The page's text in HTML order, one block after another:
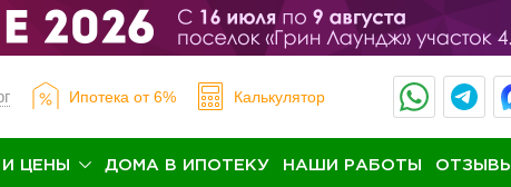
Ипотека от 6% Калькулятор
ЦЕНЫ ДОМА В ИПОТЕКУ НАШИ РАБОТЫ ОТЗЫВЫ